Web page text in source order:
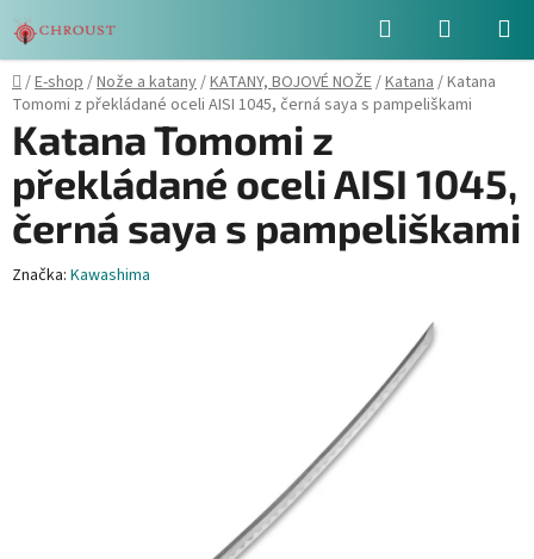
na
obsah
Hledat
KOŠÍK
Domů
/E-shop/Nože a katany/KATANY, BOJOVÉ NOŽE/Katana/Katana
Tomomi z překládané oceli AISI 1045, černá saya s pampeliškami
Katana Tomomi z
překládané oceli AISI 1045,
černá saya s pampeliškami
Značka: Kawashima